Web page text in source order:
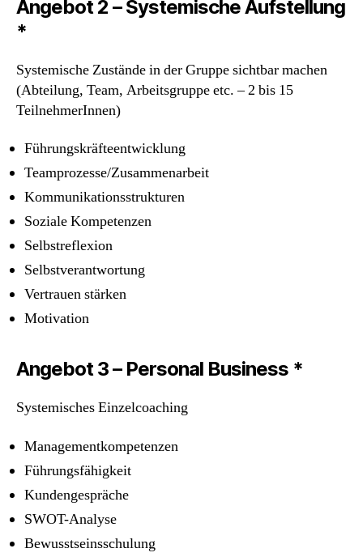
Angebot 2 – Systemische Aufstellung
*
Systemische Zustände in der Gruppe sichtbar machen
(Abteilung, Team, Arbeitsgruppe etc. – 2 bis 15
TeilnehmerInnen)
Führungskräfteentwicklung
Teamprozesse/Zusammenarbeit
Kommunikationsstrukturen
Soziale Kompetenzen
Selbstreflexion
Selbstverantwortung
Vertrauen stärken
Motivation
Angebot 3 – Personal Business *
Systemisches Einzelcoaching
Managementkompetenzen
Führungsfähigkeit
Kundengespräche
SWOT-Analyse
Bewusstseinsschulung